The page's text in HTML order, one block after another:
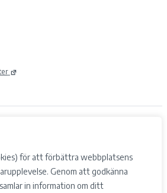
för att förbättra webbplatsens
Genom att godkänna
in information om ditt